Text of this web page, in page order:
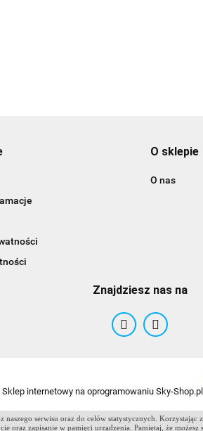
serwisu oraz do celów statystycznych.
oraz zapisanie w pamięci urządzenia. Pamiętaj, że
ANTCLABS
O sklepie
O nas
Znajdziesz nas na
Sklep internetowy na oprogramowaniu Sky-Shop.pl